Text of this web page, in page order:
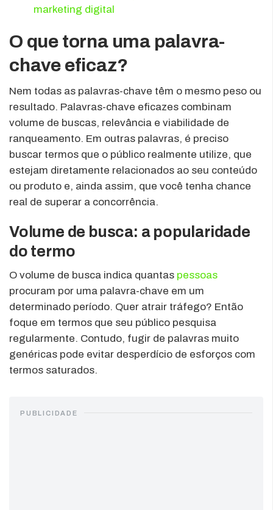
marketing digital
O que torna uma palavra-
chave eficaz?
Nem todas as palavras-chave têm o mesmo peso ou
resultado. Palavras-chave eficazes combinam
volume de buscas, relevância e viabilidade de
ranqueamento. Em outras palavras, é preciso
buscar termos que o público realmente utilize, que
estejam diretamente relacionados ao seu conteúdo
ou produto e, ainda assim, que você tenha chance
real de superar a concorrência.
Volume de busca: a popularidade
do termo
O volume de busca indica quantas pessoas
procuram por uma palavra-chave em um
determinado período. Quer atrair tráfego? Então
foque em termos que seu público pesquisa
regularmente. Contudo, fugir de palavras muito
genéricas pode evitar desperdício de esforços com
termos saturados.
PUBLICIDADE